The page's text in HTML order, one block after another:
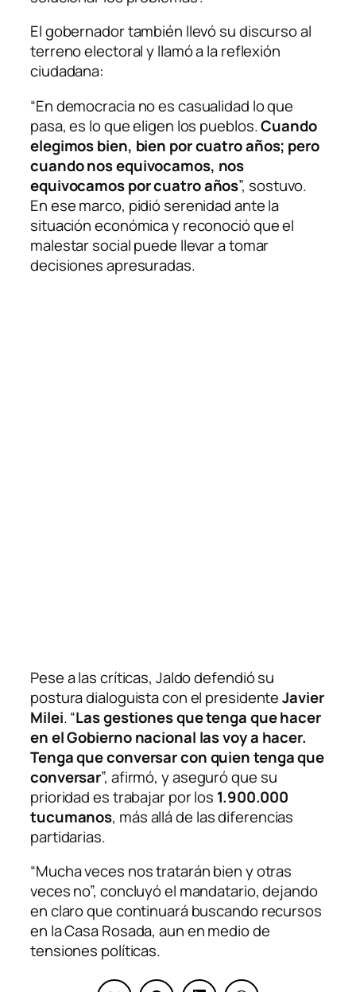
El gobernador también llevó su discurso al
terreno electoral y llamó a la reflexión
ciudadana:
“En democracia no es casualidad lo que
pasa, es lo que eligen los pueblos.Cuando
elegimos bien, bien por cuatro años; pero
cuando nos equivocamos, nos
equivocamos por cuatro años”, sostuvo.
En ese marco, pidió serenidad ante la
situación económica y reconoció que el
malestar social puede llevar a tomar
decisiones apresuradas.
Pese a las críticas, Jaldo defendió su
postura dialoguista con el presidenteJavier
Milei. “Las gestiones que tenga que hacer
en el Gobierno nacional las voy a hacer.
Tenga que conversar con quien tenga que
conversar”, afirmó, y aseguró que su
prioridad es trabajar por los 1.900.000
tucumanos, más allá de las diferencias
partidarias.
“Mucha veces nos tratarán bien y otras
veces no”, concluyó el mandatario, dejando
en claro que continuará buscando recursos
en la Casa Rosada, aun en medio de
tensiones políticas.